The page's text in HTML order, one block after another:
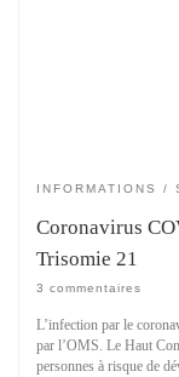
INFORMATIONS
Coronavirus
Trisomie 21
3 commentaires
L’infection par le
par l’OMS. Le Haut
personnes à risque de